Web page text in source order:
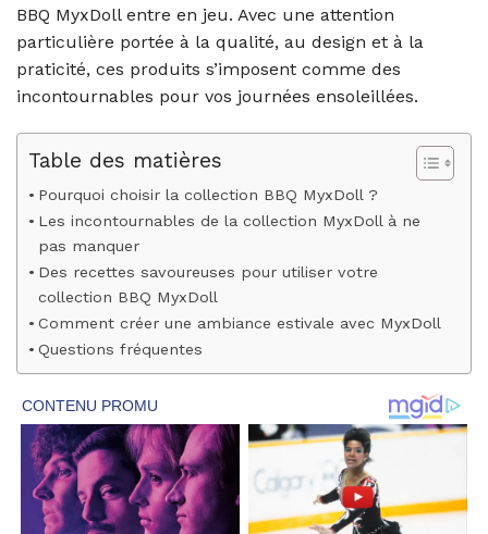
BBQ MyxDoll entre en jeu. Avec une attention
particulière portée à la qualité, au design et à la
praticité, ces produits s’imposent comme des
incontournables pour vos journées ensoleillées.
Table des matières
Pourquoi choisir la collection BBQ MyxDoll ?
Les incontournables de la collection MyxDoll à ne
pas manquer
Des recettes savoureuses pour utiliser votre
collection BBQ MyxDoll
Comment créer une ambiance estivale avec MyxDoll
Questions fréquentes